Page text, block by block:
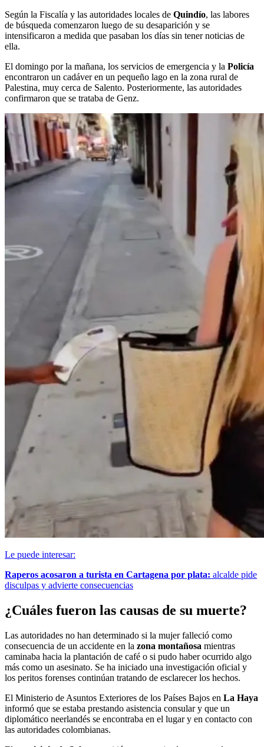
Según la Fiscalía y las autoridades locales de Quindío, las labores
de búsqueda comenzaron luego de su desaparición y se
intensificaron a medida que pasaban los días sin tener noticias de
ella.
El domingo por la mañana, los servicios de emergencia y la Policía
encontraron un cadáver en un pequeño lago en la zona rural de
Palestina, muy cerca de Salento. Posteriormente, las autoridades
confirmaron que se trataba de Genz.
Le puede interesar:
Raperos acosaron a turista en Cartagena por plata: alcalde pide
disculpas y advierte consecuencias
¿Cuáles fueron las causas de su muerte?
Las autoridades no han determinado si la mujer falleció como
consecuencia de un accidente en la zona montañosa mientras
caminaba hacia la plantación de café o si pudo haber ocurrido algo
más como un asesinato. Se ha iniciado una investigación oficial y
los peritos forenses continúan tratando de esclarecer los hechos.
El Ministerio de Asuntos Exteriores de los Países Bajos en La Haya
informó que se estaba prestando asistencia consular y que un
diplomático neerlandés se encontraba en el lugar y en contacto con
las autoridades colombianas.